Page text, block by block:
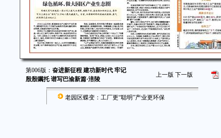
第006版： 奋进新征程 建功新时代 牢记
殷殷嘱托 谱写巴渝新篇·涪陵
上一版 下一版
老园区蝶变：工厂更“聪明”产业更环保